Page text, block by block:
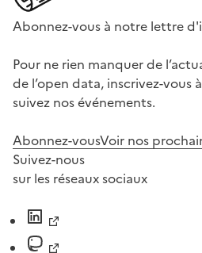
Abonnez-vous à notre lettre
Pour ne rien manquer de
de l’open data, inscrivez-
suivez nos événements.
Abonnez-vousVoir nos
Suivez-nous
sur les réseaux sociaux